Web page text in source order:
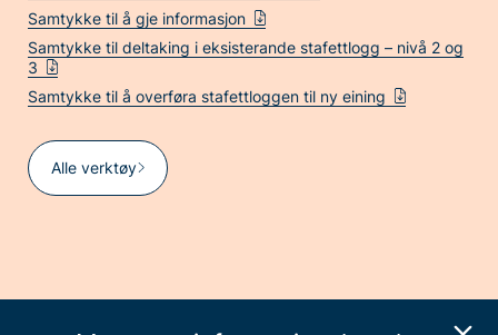
Samtykke til å gje informasjon
Samtykke til deltaking i eksisterande stafettlogg – nivå 2 og
3
Samtykke til å overføra stafettloggen til ny eining
Alle verktøy